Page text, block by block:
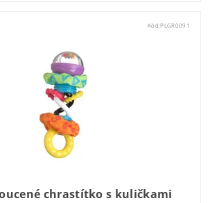
Kód:PLGR0091
chrastítko s kuličkami